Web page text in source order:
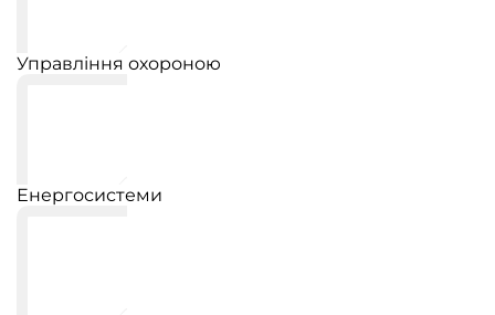
Управління охороною
Енергосистеми